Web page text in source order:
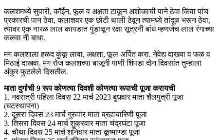
कलशमध्ये सुपारी, कॉईन, फूल व अक्षता टाकून अशोकाची पाने ठेवा किंवा पांच
प्रकारची पान ठेवा, कलाशवर एक छोटी थाली ठेवून त्यामध्ये तांदूळ भरून ठेवा,
त्यावर एक नारळ लाल कापडात गुंडाळून रक्षा सूत्रनी बांध म्हणजेच लाल रंगाच्या
कलवा नी बाधा.
मग कलशाला हळद कुंकू लावा, अक्षता, फूल अर्पित करा. नेवेद्य दाखवा व फळ व
मिठाई दाखवा. मग रोज कलशच्या बाजूनी पाणी शिंपडा दोन दिवसांत तुम्हाला
अंकुर फुटलेले दिसतील.
माता दुर्गाची 9 रूप कोणत्या दिवशी कोणत्या रूपाची पूजा करायची
1. नवरात्री पहिला दिवस 22 मार्च 2023 बुधवार माता शैलपुत्री पूजा
(घटस्थापना)
2. दूसरा दिवस 23 मार्च गुरुवार माता ब्रह्मचारिणी पूजा
3. तिसरा दिवस 24 मार्च शुक्रवार माता चंद्रघंटा पूजा
4. चौथा दिवस 25 मार्च शनिवार माता कूष्माण्डा पूजा